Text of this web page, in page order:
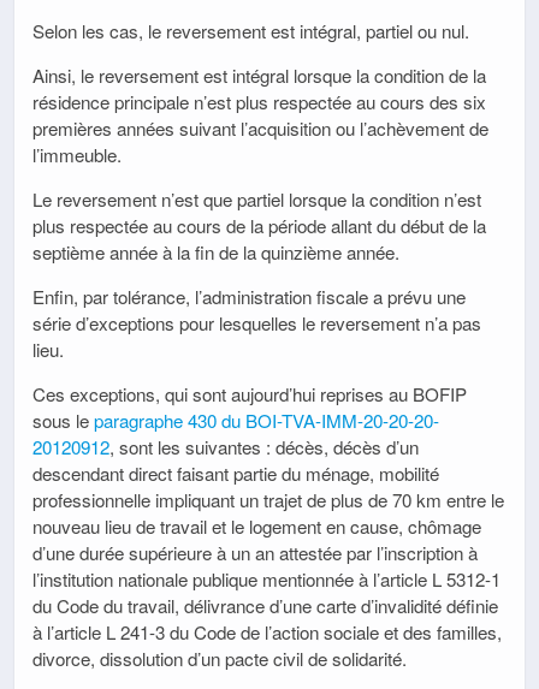
Selon les cas, le reversement est intégral, partiel ou nul.
Ainsi, le reversement est intégral lorsque la condition de la
résidence principale n’est plus respectée au cours des six
premières années suivant l’acquisition ou l’achèvement de
l’immeuble.
Le reversement n’est que partiel lorsque la condition n’est
plus respectée au cours de la période allant du début de la
septième année à la fin de la quinzième année.
Enfin, par tolérance, l’administration fiscale a prévu une
série d’exceptions pour lesquelles le reversement n’a pas
lieu.
Ces exceptions, qui sont aujourd’hui reprises au BOFIP
sous leparagraphe 430 du BOI-TVA-IMM-20-20-20-
20120912, sont les suivantes : décès, décès d’un
descendant direct faisant partie du ménage, mobilité
professionnelle impliquant un trajet de plus de 70 km entre le
nouveau lieu de travail et le logement en cause, chômage
d’une durée supérieure à un an attestée par l’inscription à
l’institution nationale publique mentionnée à l’article L 5312-1
du Code du travail, délivrance d’une carte d’invalidité définie
à l’article L 241-3 du Code de l’action sociale et des familles,
divorce, dissolution d’un pacte civil de solidarité.